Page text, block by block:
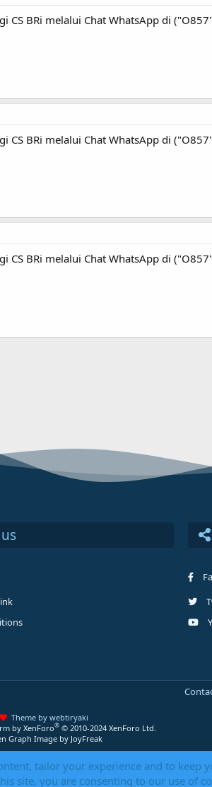
BRi melalui Chat WhatsApp di
BRi melalui Chat WhatsApp di
BRi melalui Chat WhatsApp di
Theme by webtiryaki
by XenForo® © 2010-2024 XenForo Ltd.
Graph Image by JoyFreak
tailor your experience and to keep
site, you are consenting to our use of